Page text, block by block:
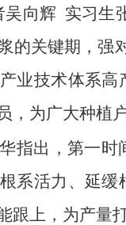
吴向辉 实习生
的关键期，强
业技术体系
，为广大种植
指出，第一
系活力、延
跟上，为产量